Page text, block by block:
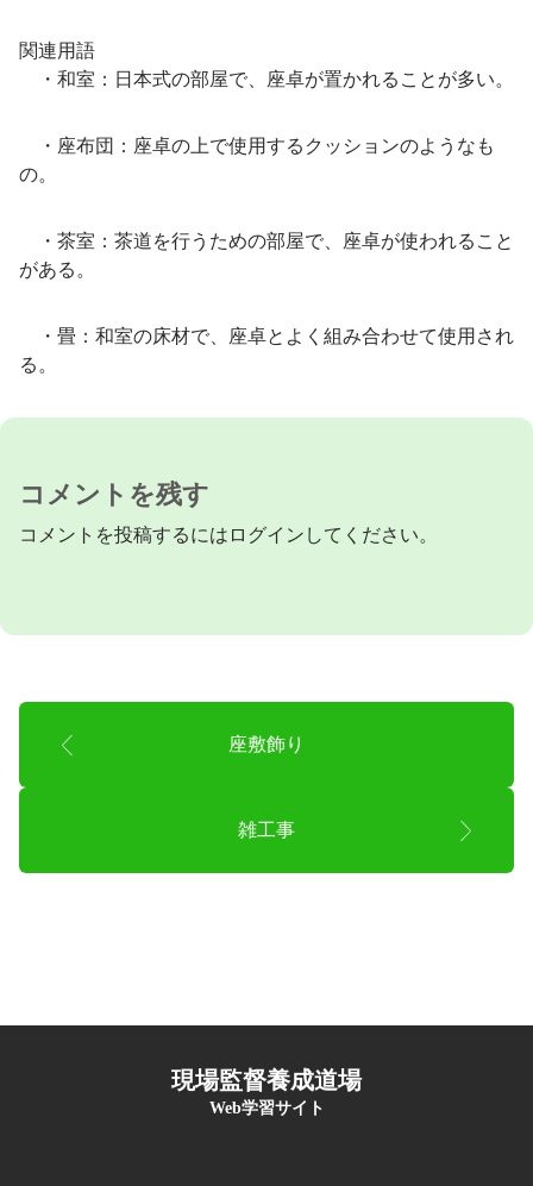
関連用語
・和室：日本式の部屋で、座卓が置かれることが多い。
・座布団：座卓の上で使用するクッションのようなも
の。
・茶室：茶道を行うための部屋で、座卓が使われること
がある。
・畳：和室の床材で、座卓とよく組み合わせて使用され
る。
コメントを残す
コメントを投稿するには ログイン してください。
座敷飾り
雑工事
現場監督養成道場
Web学習サイト